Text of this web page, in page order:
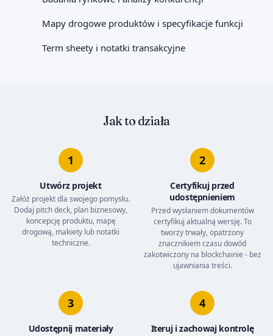
Mapy drogowe produktów i specyfikacje funkcji
Term sheety i notatki transakcyjne
Jak to działa
1
Utwórz projekt
Załóż projekt dla swojego pomysłu.
Dodaj pitch deck, plan biznesowy,
koncepcję produktu, mapę
drogową, makiety lub notatki
techniczne.
2
Certyfikuj przed
udostępnieniem
Przed wysłaniem dokumentów
certyfikuj aktualną wersję. To
tworzy trwały, opatrzony
znacznikiem czasu dowód
zakotwiczony na blockchainie - bez
ujawniania treści.
3
Udostępnij materiały
4
Iteruj i zachowaj kontrolę